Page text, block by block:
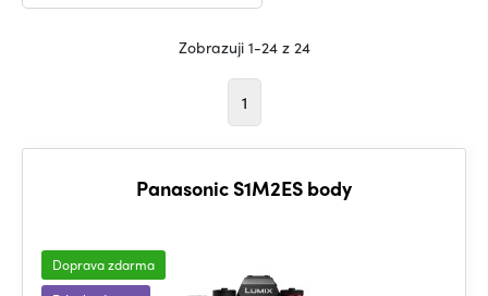
Zobrazuji 1-24 z 24
1
Panasonic S1M2ES body
Doprava zdarma